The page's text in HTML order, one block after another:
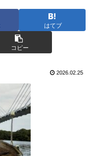
はてブ
コピー
2026.02.25